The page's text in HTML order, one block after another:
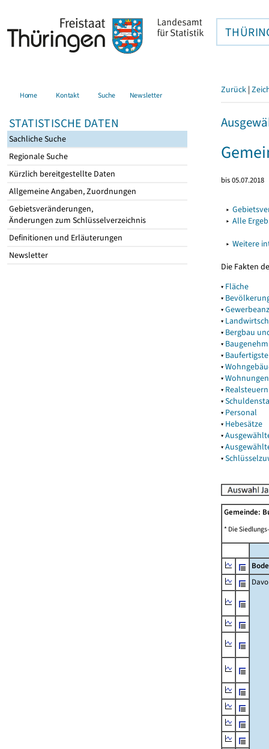
Home Kontakt Suche Newsletter
STATISTISCHE DATEN
Sachliche Suche
Regionale Suche
Kürzlich bereitgestellte Daten
Allgemeine Angaben, Zuordnungen
Gebietsveränderungen,
Änderungen zum Schlüsselverzeichnis
Definitionen und Erläuterungen
Newsletter
Zurück |
bis 05.07.2018
▸
▸ Alle
▸ Weitere
Die Fakten
▾ Fläche
▾
▾
▾
▾ Bergbau
▾
▾
▾
▾Wohnungen
▾ Realsteuern
▾
▾ Personal
▾ Hebesätze
▾
▾
▾
Gemeinde:
* Die